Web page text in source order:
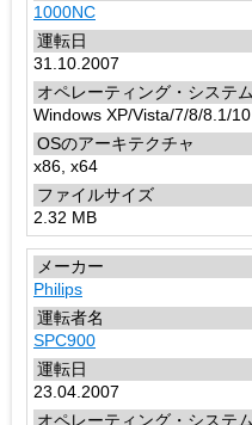
1000NC
31.10.2007
Windows XP/Vista/7/8/8.1/10
x86, x64
2.32 MB
Philips
SPC900
23.04.2007